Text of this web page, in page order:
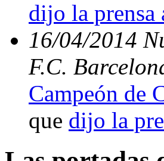
dijo la prensa
16/04/2014
F.C.
Campeón de
que dijo la